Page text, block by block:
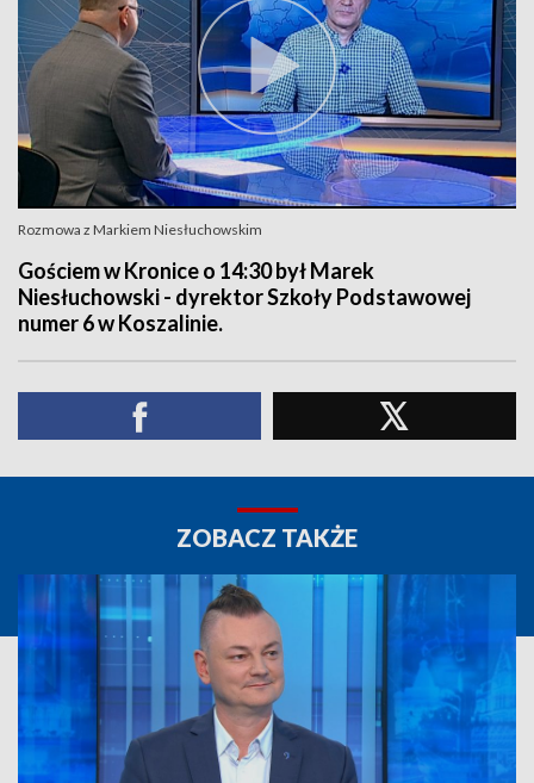
Rozmowa z Markiem Niesłuchowskim
Gościem w Kronice o 14:30 był Marek
Niesłuchowski - dyrektor Szkoły Podstawowej
numer 6 w Koszalinie.
ZOBACZ TAKŻE